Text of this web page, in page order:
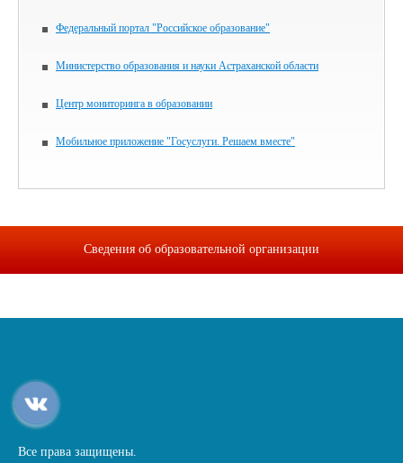
Федеральный портал "Российское образование"
Министерство образования и науки Астраханской области
Центр мониторинга в образовании
Мобильное приложение "Госуслуги. Решаем вместе"
Сведения об образовательной организации
Все права защищены.